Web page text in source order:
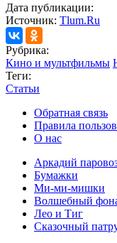
Дата публикации:
Источник: Tlum.Ru
Рубрика:
Кино и мультфильмы
Теги:
Статьи
Обратная связь
Правила
О нас
Аркадий
Бумажки
Ми-ми-мишки
Волшебный
Лео и Тиг
Сказочный